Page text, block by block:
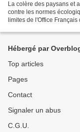
La colère des paysans et
contre les normes
limites de l'Office
Hébergé par
Top articles
Pages
Contact
Signaler un abus
C.G.U.